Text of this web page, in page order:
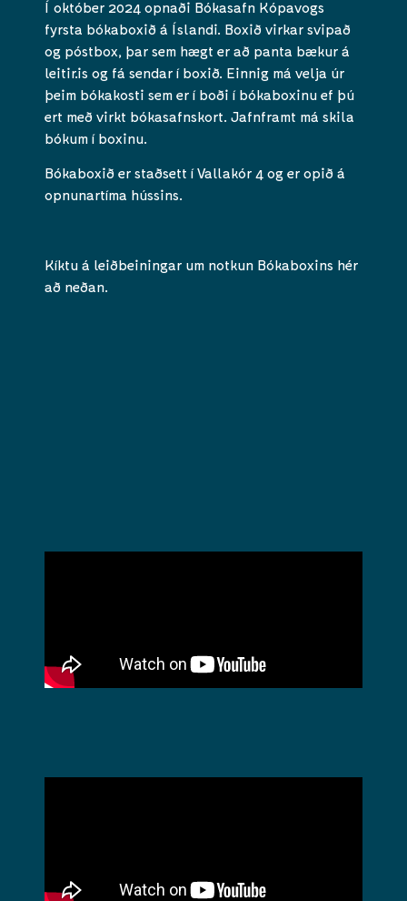
Í október 2024 opnaði Bókasafn Kópavogs
fyrsta bókaboxið á Íslandi. Boxið virkar svipað
og póstbox, þar sem hægt er að panta bækur á
leitir.is og fá sendar í boxið. Einnig má velja úr
þeim bókakosti sem er í boði í bókaboxinu ef þú
ert með virkt bókasafnskort. Jafnframt má skila
bókum í boxinu.
Bókaboxið er staðsett í Vallakór 4 og er opið á
opnunartíma hússins.
Kíktu á leiðbeiningar um notkun Bókaboxins hér
að neðan.